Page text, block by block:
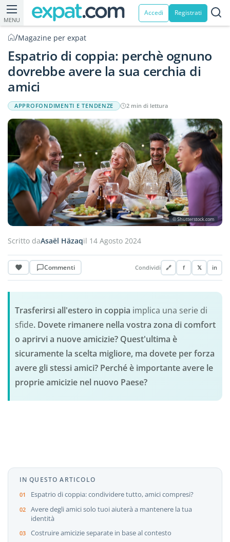
MENU
Accedi Registrati
/Magazine per expat
Espatrio di coppia: perchè ognuno
dovrebbe avere la sua cerchia di
amici
APPROFONDIMENTI E TENDENZE 2 min di lettura
© Shutterstock.com
Scritto daAsaël Häzaqil 14 Agosto 2024
Commenti Condividi 🔗 f 𝕏 in
Trasferirsi all'estero in coppia implica una serie di
sfide. Dovete rimanere nella vostra zona di comfort
o aprirvi a nuove amicizie? Quest'ultima è
sicuramente la scelta migliore, ma dovete per forza
avere gli stessi amici? Perché è importante avere le
proprie amicizie nel nuovo Paese?
IN QUESTO ARTICOLO
Espatrio di coppia: condividere tutto, amici compresi?
Avere degli amici solo tuoi aiuterà a mantenere la tua
identità
Costruire amicizie separate in base al contesto